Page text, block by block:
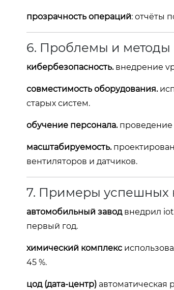
прозрачность операций: отчёты
6. Проблемы и методы
кибербезопасность.внедрение
совместимость оборудования.
старых систем.
обучение персонала.проведение
масштабируемость.
вентиляторов и датчиков.
7. Примеры успешных
автомобильный заводвнедрил
первый год.
химический комплекс
45 %.
цод (дата‑центр) автоматическая